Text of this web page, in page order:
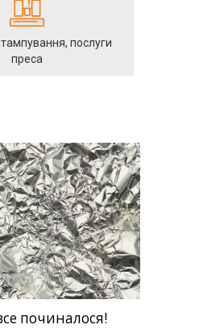
послуги
преса
починалося!